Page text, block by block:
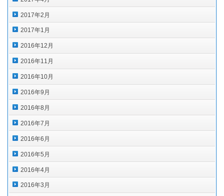
2017年2月
2017年1月
2016年12月
2016年11月
2016年10月
2016年9月
2016年8月
2016年7月
2016年6月
2016年5月
2016年4月
2016年3月